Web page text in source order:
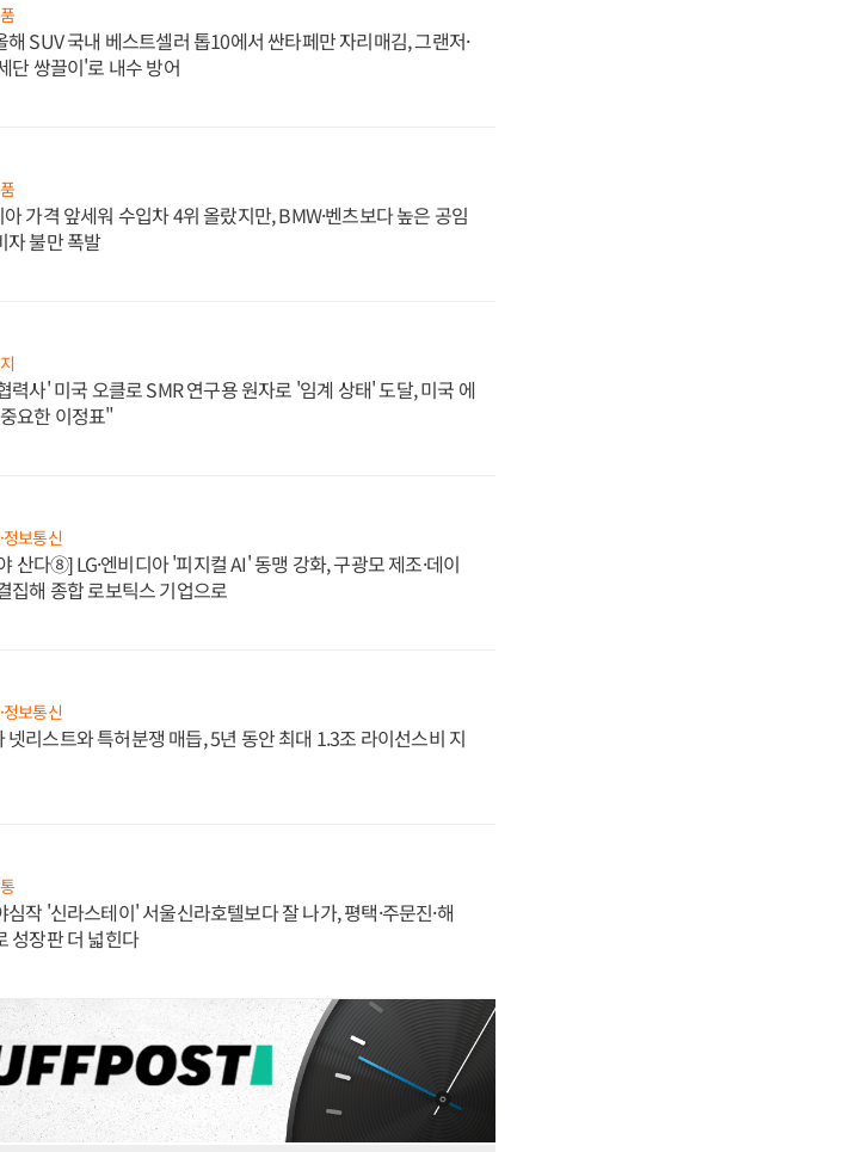
해 SUV 국내 베스트셀러 톱10에서 싼타페만 자리매김, 그랜저·
단 쌍끌이'로 내수 방어
가격 앞세워 수입차 4위 올랐지만, BMW·벤츠보다 높은 공임
자 불만 폭발
력사' 미국 오클로 SMR 연구용 원자로 '임계 상태' 도달, 미국 에
요한 이정표"
정보통신
산다⑧] LG·엔비디아 '피지컬 AI' 동맹 강화, 구광모 제조·데이
집해 종합 로보틱스 기업으로
정보통신
넷리스트와 특허분쟁 매듭, 5년 동안 최대 1.3조 라이선스비 지
심작 '신라스테이' 서울신라호텔보다 잘 나가, 평택·주문진·해
성장판 더 넓힌다